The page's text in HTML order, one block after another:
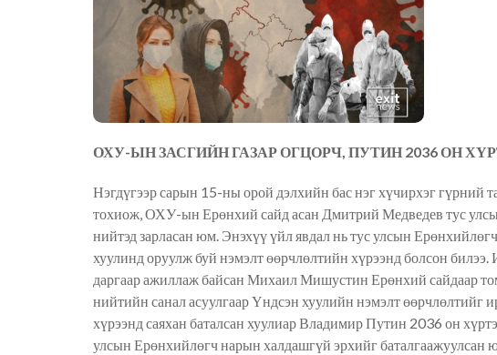
ОХУ-ЫН ЗАСГИЙН ГАЗАР ОГЦОРЧ, ПУТИН 2036 ОН
Нэгдүгээр сарын 15-ны орой дэлхийн бас нэг хүчирхэг гүрний
тохиож, ОХУ-ын Ерөнхий сайд асан Дмитрий Медведев тус
нийтэд зарласан юм. Энэхүү үйл явдал нь тус улсын
хуулинд оруулж буй нэмэлт өөрчлөлтийн хүрээнд болсон
даргаар ажиллаж байсан Михаил Мишустин Ерөнхий сайдаар
нийтийн санал асуулгаар Үндсэн хуулийн нэмэлт өөрчлөлтийг
хүрээнд саяхан баталсан хуулиар Владимир Путин 2036 он
улсын Ерөнхийлөгч нарын халдашгүй эрхийг баталгаажуулсан